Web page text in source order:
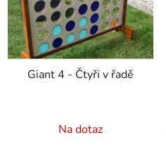
Giant 4 - Čtyři v řadě
hodnocení
Na dotaz